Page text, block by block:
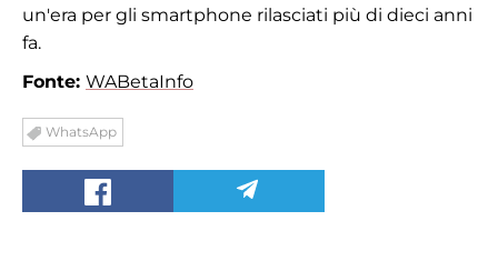
un'era per gli smartphone rilasciati più di dieci anni
fa.
Fonte: WABetaInfo
WhatsApp